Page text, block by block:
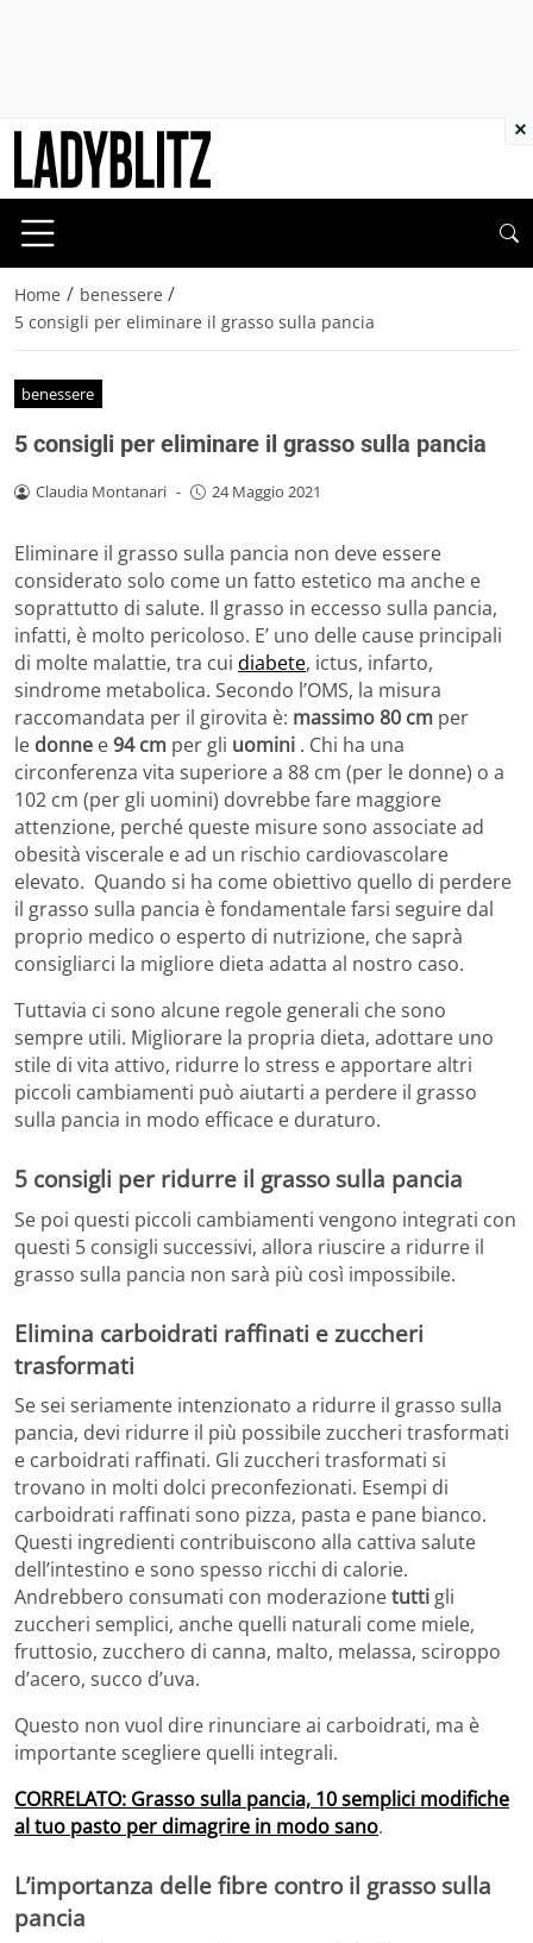
Home / benessere /
5 consigli per eliminare il grasso sulla pancia
benessere
5 consigli per eliminare il grasso sulla pancia
Claudia Montanari - 24 Maggio 2021
Eliminare il grasso sulla pancia non deve essere
considerato solo come un fatto estetico ma anche e
soprattutto di salute. Il grasso in eccesso sulla pancia,
infatti, è molto pericoloso. E’ uno delle cause principali
di molte malattie, tra cui diabete, ictus, infarto,
sindrome metabolica. Secondo l’OMS, la misura
raccomandata per il girovita è: massimo 80 cm per
le donne e94 cm per gli uomini . Chi ha una
circonferenza vita superiore a 88 cm (per le donne) o a
102 cm (per gli uomini) dovrebbe fare maggiore
attenzione, perché queste misure sono associate ad
obesità viscerale e ad un rischio cardiovascolare
elevato. Quando si ha come obiettivo quello di perdere
il grasso sulla pancia è fondamentale farsi seguire dal
proprio medico o esperto di nutrizione, che saprà
consigliarci la migliore dieta adatta al nostro caso.
Tuttavia ci sono alcune regole generali che sono
sempre utili. Migliorare la propria dieta, adottare uno
stile di vita attivo, ridurre lo stress e apportare altri
piccoli cambiamenti può aiutarti a perdere il grasso
sulla pancia in modo efficace e duraturo.
5 consigli per ridurre il grasso sulla pancia
Se poi questi piccoli cambiamenti vengono integrati con
questi 5 consigli successivi, allora riuscire a ridurre il
grasso sulla pancia non sarà più così impossibile.
Elimina carboidrati raffinati e zuccheri
trasformati
Se sei seriamente intenzionato a ridurre il grasso sulla
pancia, devi ridurre il più possibile zuccheri trasformati
e carboidrati raffinati. Gli zuccheri trasformati si
trovano in molti dolci preconfezionati. Esempi di
carboidrati raffinati sono pizza, pasta e pane bianco.
Questi ingredienti contribuiscono alla cattiva salute
dell’intestino e sono spesso ricchi di calorie.
Andrebbero consumati con moderazionetutti gli
zuccheri semplici, anche quelli naturali come miele,
fruttosio, zucchero di canna, malto, melassa, sciroppo
d’acero, succo d’uva.
Questo non vuol dire rinunciare ai carboidrati, ma è
importante scegliere quelli integrali.
CORRELATO: Grasso sulla pancia, 10 semplici modifiche
al tuo pasto per dimagrire in modo sano.
L’importanza delle fibre contro il grasso sulla
pancia
×